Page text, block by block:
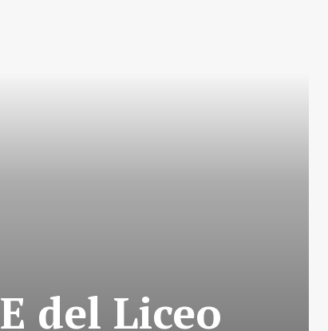
del Liceo